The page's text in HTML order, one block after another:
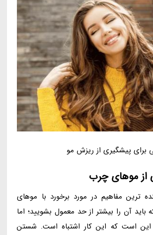
از موهای چرب
ترین مفاهیم در مورد برخورد با موهای
آن را بیشتر از حد معمول بشویید؛ اما
این است که این کار اشتباه است. شستن